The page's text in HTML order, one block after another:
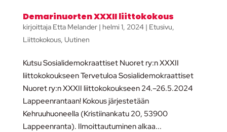
Demarinuorten XXXII liittokokous
kirjoittaja Etta Melander| helmi 1, 2024| Etusivu
Liittokokous, Uutinen
Kutsu Sosialidemokraattiset Nuoret ry:n XXXII
liittokokoukseen Tervetuloa Sosialidemokraattiset
Nuoret ry:n XXXII liittokokoukseen 24.–26.5.2024
Lappeenrantaan! Kokous järjestetään
Kehruuhuoneella (Kristiinankatu 20, 53900
Lappeenranta). Ilmoittautuminen alkaa...